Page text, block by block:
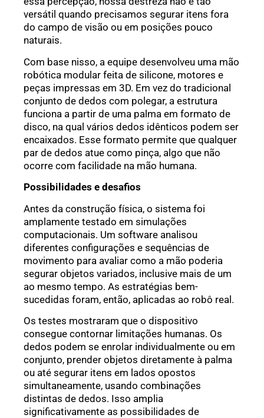
versátil quando precisamos segurar itens fora
do campo de visão ou em posições pouco
naturais.
Com base nisso, a equipe desenvolveu uma mão
robótica modular feita de silicone, motores e
peças impressas em 3D. Em vez do tradicional
conjunto de dedos com polegar, a estrutura
funciona a partir de uma palma em formato de
disco, na qual vários dedos idênticos podem ser
encaixados. Esse formato permite que qualquer
par de dedos atue como pinça, algo que não
ocorre com facilidade na mão humana.
Possibilidades e desafios
Antes da construção física, o sistema foi
amplamente testado em simulações
computacionais. Um software analisou
diferentes configurações e sequências de
movimento para avaliar como a mão poderia
segurar objetos variados, inclusive mais de um
ao mesmo tempo. As estratégias bem-
sucedidas foram, então, aplicadas ao robô real.
Os testes mostraram que o dispositivo
consegue contornar limitações humanas. Os
dedos podem se enrolar individualmente ou em
conjunto, prender objetos diretamente à palma
ou até segurar itens em lados opostos
simultaneamente, usando combinações
distintas de dedos. Isso amplia
significativamente as possibilidades de